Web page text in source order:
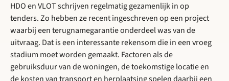
HDO en VLOT schrijven regelmatig gezamenlijk in op
tenders. Zo hebben ze recent ingeschreven op een project
waarbij een terugnamegarantie onderdeel was van de
uitvraag. Dat is een interessante rekensom die in een vroeg
stadium moet worden gemaakt. Factoren als de
gebruiksduur van de woningen, de toekomstige locatie en